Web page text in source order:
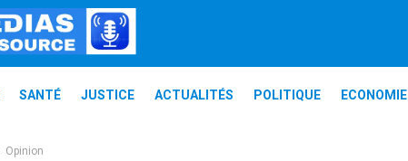
SANTÉ JUSTICE ACTUALITÉS POLITIQUE ECONOMIE
Opinion